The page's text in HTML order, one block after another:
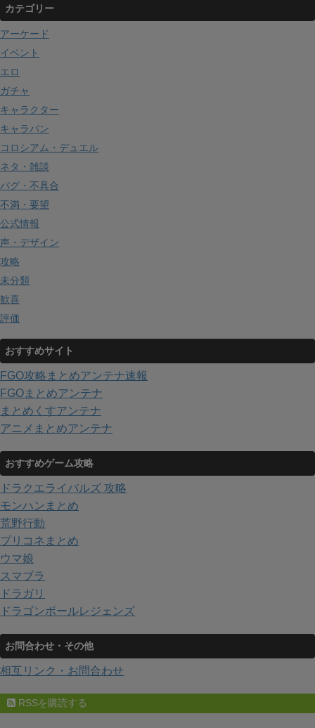
カテゴリー
アーケード
イベント
エロ
ガチャ
キャラクター
キャラバン
コロシアム・デュエル
ネタ・雑談
バグ・不具合
不満・要望
公式情報
声・デザイン
攻略
未分類
歓喜
評価
おすすめサイト
FGO攻略まとめアンテナ速報
FGOまとめアンテナ
まとめくすアンテナ
アニメまとめアンテナ
おすすめゲーム攻略
ドラクエライバルズ 攻略
モンハンまとめ
荒野行動
プリコネまとめ
ウマ娘
スマブラ
ドラガリ
ドラゴンボールレジェンズ
お問合わせ・その他
相互リンク・お問合わせ
RSSを購読する